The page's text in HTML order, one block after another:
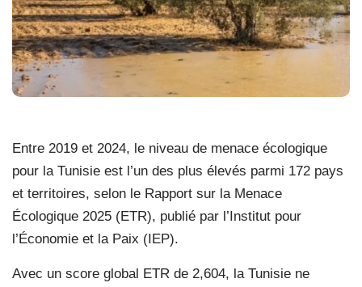
Entre 2019 et 2024, le niveau de menace écologique
pour la Tunisie est l’un des plus élevés parmi 172 pays
et territoires, selon le Rapport sur la Menace
Écologique 2025 (ETR), publié par l’Institut pour
l’Économie et la Paix (IEP).
Avec un score global ETR de 2,604, la Tunisie ne